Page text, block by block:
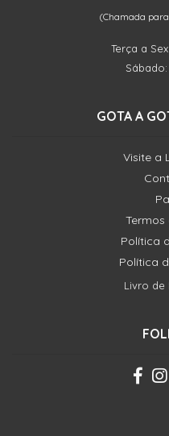
(Chamada
Terça a
Sábado:
GOTA A
Visite a
Termos
Política
Política
Livro de